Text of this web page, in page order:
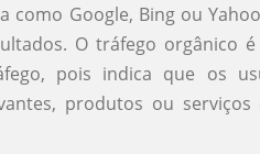
como Google, Bing ou
O tráfego orgânico
pois indica que os
produtos ou